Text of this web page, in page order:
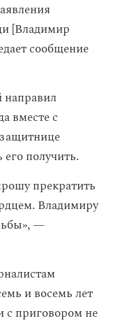
[Владимир
сообщение
вместе с
получить.
прекратить
Владимиру
—
и восемь лет
с приговором не